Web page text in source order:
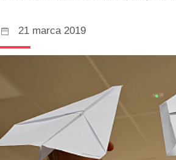
21 marca 2019